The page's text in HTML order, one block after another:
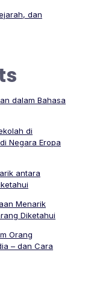
dan
dalam Bahasa
di
Negara Eropa
antara
Menarik
Diketahui
Orang
– dan Cara